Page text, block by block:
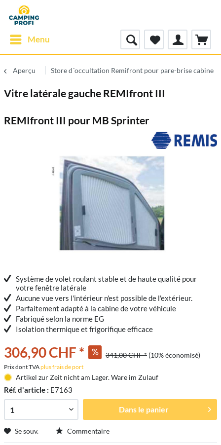
Menu
Aperçu Store d´occultation Remifront pour pare-brise cabine
Vitre latérale gauche REMIfront III
REMIfront III pour MB Sprinter
Système de volet roulant stable et de haute qualité pour
votre fenêtre latérale
Aucune vue vers l'intérieur n'est possible de l'extérieur.
Parfaitement adapté à la cabine de votre véhicule
Fabriqué selon la norme EG
Isolation thermique et frigorifique efficace
306,90 CHF * 341,00 CHF * (10% économisé)
Prix dont TVAplus frais de port
Artikel zur Zeit nicht am Lager. Ware im Zulauf
Réf. d'article : E7163
Dans le panier
Se souv. Commentaire